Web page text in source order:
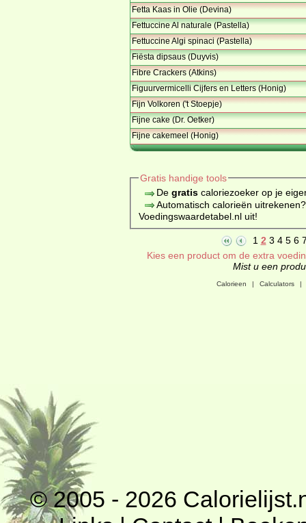
Fetta Kaas in Olie (Devina)
Fettuccine Al naturale (Pastella)
Fettuccine Algi spinaci (Pastella)
Fiësta dipsaus (Duyvis)
Fibre Crackers (Atkins)
Figuurvermicelli Cijfers en Letters (Honig)
Fijn Volkoren ('t Stoepje)
Fijne cake (Dr. Oetker)
Fijne cakemeel (Honig)
Gratis handige tools
De gratiscaloriezoeker op je
Automatisch calorieën
Voedingswaardetabel.nl uit!
1 2 3 4 5 6
Kies een product om de extra
Mist u een
Calorieen | Calculators |
© 2005 - 2026